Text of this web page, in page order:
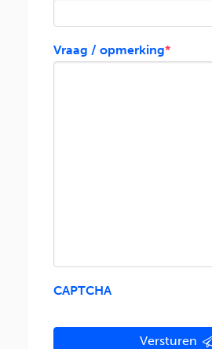
Vraag / opmerking*
CAPTCHA
Versturen